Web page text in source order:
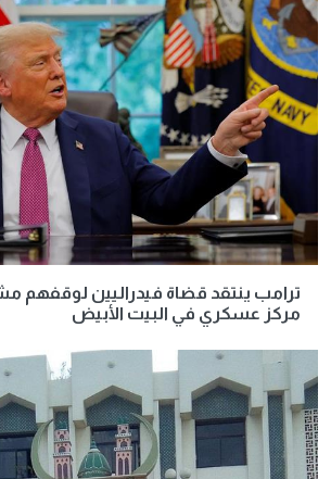
ترامب ينتقد قضاة فيدراليين لوقفهم
مركز عسكري في البيت الأبيض